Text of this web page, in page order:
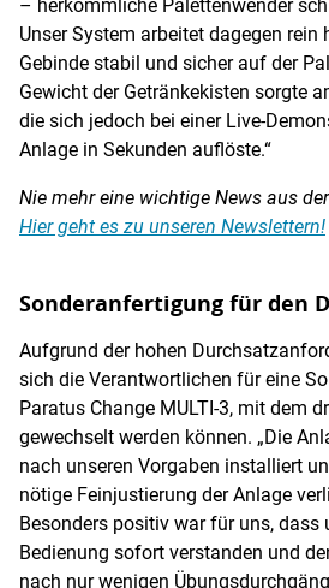
– herkömmliche Palettenwender
Unser System arbeitet dagegen
Gebinde stabil und sicher auf der
Gewicht der Getränkekisten sorgte
die sich jedoch bei einer Live-
Anlage in Sekunden auflöste.“
Nie mehr eine wichtige News aus
Hier geht es zu unseren Newslettern!
Sonderanfertigung für den
Aufgrund der hohen
sich die Verantwortlichen für eine
Paratus Change MULTI-3, mit dem
gewechselt werden können. „Die
nach unseren Vorgaben installiert
nötige Feinjustierung der Anlage
Besonders positiv war für uns, dass
Bedienung sofort verstanden und
nach nur wenigen